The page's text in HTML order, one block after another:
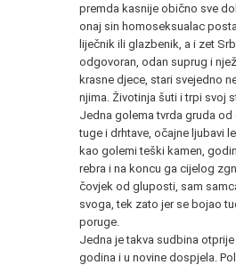
premda kasnije obično sve
onaj sin homoseksualac
liječnik ili glazbenik, a i zet
odgovoran, odan suprug i
krasne djece, stari svejedno
njima. Životinja šuti i trpi svoj
Jedna golema tvrda gruda od
tuge i drhtave, očajne ljubavi
kao golemi teški kamen,
rebra i na koncu ga cijelog
čovjek od gluposti, sam
svoga, tek zato jer se bojao
poruge.
Jedna je takva sudbina
godina i u novine dospjela.